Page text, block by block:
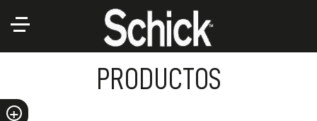
PRODUCTOS